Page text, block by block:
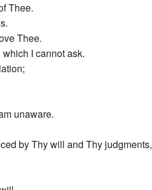
Thee.
Thee.
I cannot ask.
unaware.
by Thy will and Thy judgments,